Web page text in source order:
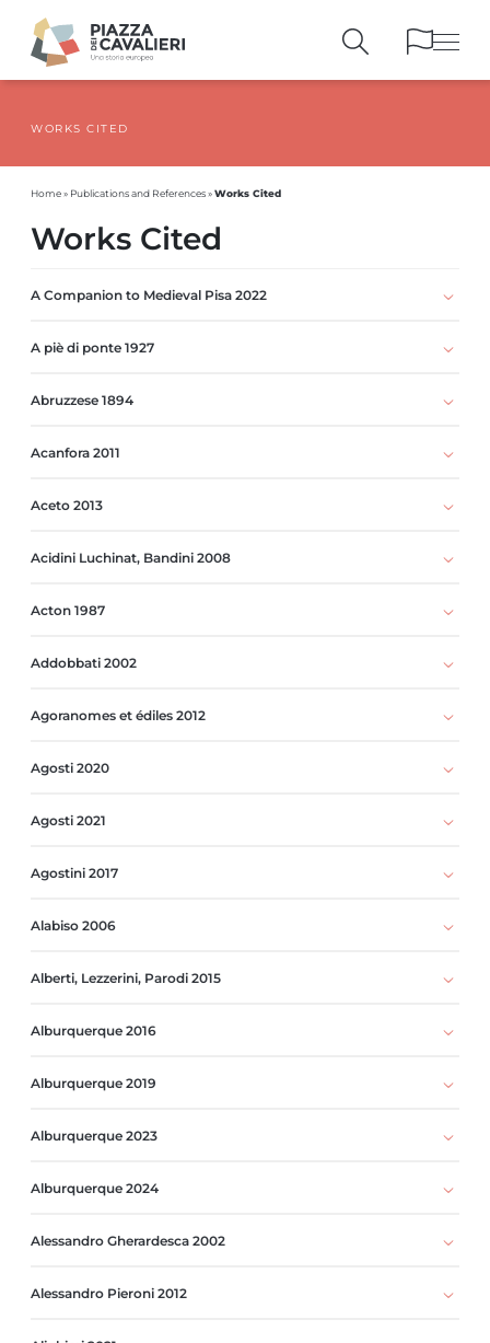
PUBLICATIONSAND REFERENCES
WORKS CITED
Home» Publications and References»Works Cited
Works Cited
A Companion to Medieval Pisa 2022
A piè di ponte 1927
Abruzzese 1894
Acanfora 2011
Aceto 2013
Acidini Luchinat, Bandini 2008
Acton 1987
Addobbati 2002
Agoranomes et édiles 2012
Agosti 2020
Agosti 2021
Agostini 2017
Alabiso 2006
Alberti, Lezzerini, Parodi 2015
Alburquerque 2016
Alburquerque 2019
Alburquerque 2023
Alburquerque 2024
Alessandro Gherardesca 2002
Alessandro Pieroni 2012